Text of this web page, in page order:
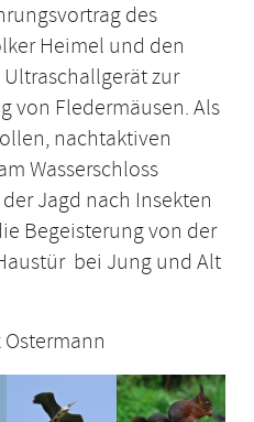
des
Heimel und den
zur
von Fledermäusen. Als
nachtaktiven
Wasserschloss
Jagd nach Insekten
Begeisterung von der
bei Jung und Alt
Show larger version
Show larger